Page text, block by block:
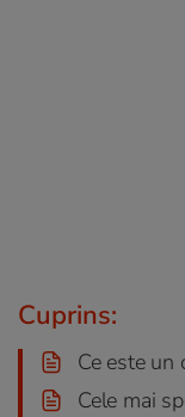
Cuprins:
Ce este un
Cele mai